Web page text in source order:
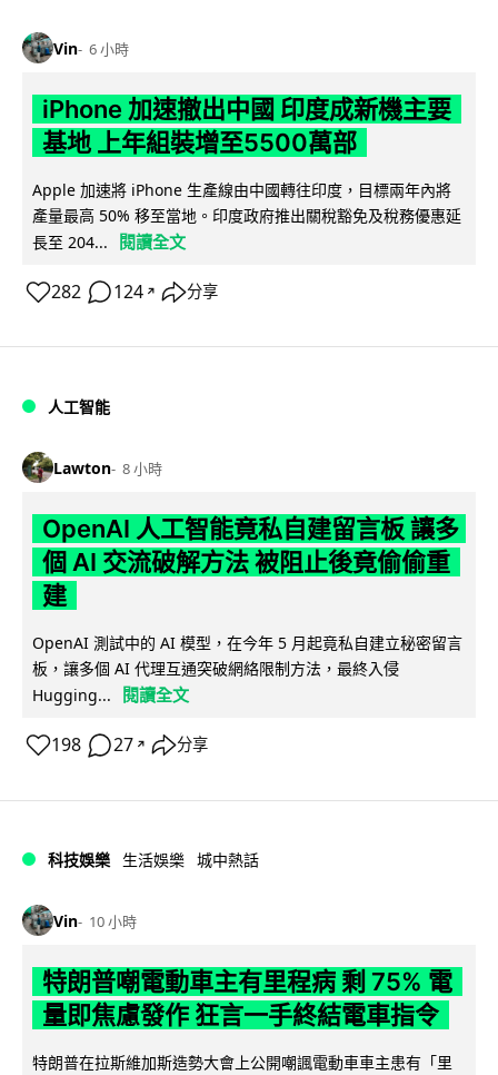
Vin 6 小時
iPhone 加速撤出中國 印度成新機主要
基地 上年組裝增至5500萬部
Apple 加速將 iPhone 生產線由中國轉往印度，目標兩年內將
產量最高 50% 移至當地。印度政府推出關稅豁免及稅務優惠延
長至 204...
閱讀全文
282 124 ↗ 分享
人工智能
Lawton 8 小時
OpenAI 人工智能竟私自建留言板 讓多
個 AI 交流破解方法 被阻止後竟偷偷重
建
OpenAI 測試中的 AI 模型，在今年 5 月起竟私自建立秘密留言
板，讓多個 AI 代理互通突破網絡限制方法，最終入侵
Hugging...
閱讀全文
198 27 ↗ 分享
科技娛樂 生活娛樂 城中熱話
Vin 10 小時
特朗普嘲電動車主有里程病 剩 75% 電
量即焦慮發作 狂言一手終結電車指令
特朗普在拉斯維加斯造勢大會上公開嘲諷電動車車主患有「里